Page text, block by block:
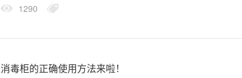
空间、费用以及人力操作流程。这些可以说是集成灶的“标配”了！
1290
消毒柜的正确使用方法来啦！